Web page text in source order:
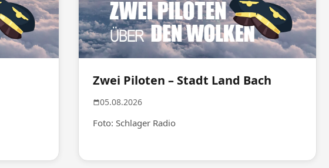
Zwei Piloten – Stadt Land Bach
05.08.2026
Foto: Schlager Radio